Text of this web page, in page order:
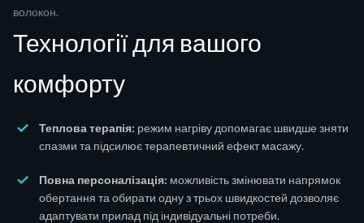
волокон.
Технології для вашого
комфорту
Теплова терапія: режим нагріву допомагає швидше зняти
спазми та підсилює терапевтичний ефект масажу.
Повна персоналізація: можливість змінювати напрямок
обертання та обирати одну з трьох швидкостей дозволяє
адаптувати прилад під індивідуальні потреби.